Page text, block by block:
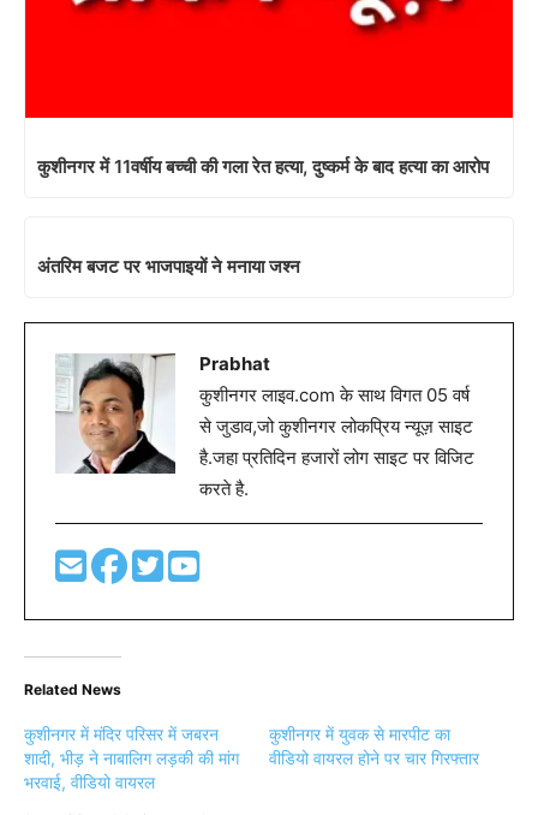
कुशीनगर में 11वर्षीय बच्ची की गला रेत हत्या, दुष्कर्म के बाद हत्या का आरोप
अंतरिम बजट पर भाजपाइयों ने मनाया जश्न
Prabhat
कुशीनगर लाइव.com के साथ विगत 05 वर्ष
से जुडाव,जो कुशीनगर लोकप्रिय न्यूज़ साइट
है.जहा प्रतिदिन हजारों लोग साइट पर विजिट
करते है.
Related News
कुशीनगर में मंदिर परिसर में जबरन
शादी, भीड़ ने नाबालिग लड़की की मांग
भरवाई, वीडियो वायरल
कुशीनगर में युवक से मारपीट का
वीडियो वायरल होने पर चार गिरफ्तार